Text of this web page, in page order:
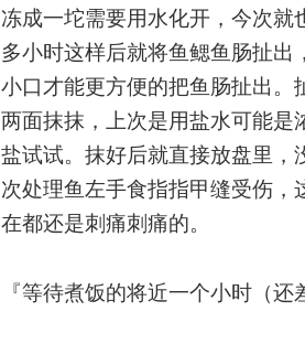
冻成一坨需要用水化开，今次
多小时这样后就将鱼鳃鱼肠扯
小口才能更方便的把鱼肠扯出
两面抹抹，上次是用盐水可能
盐试试。抹好后就直接放盘里
次处理鱼左手食指指甲缝受伤
在都还是刺痛刺痛的。
『等待煮饭的将近一个小时（